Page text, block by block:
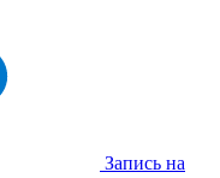
Запись на